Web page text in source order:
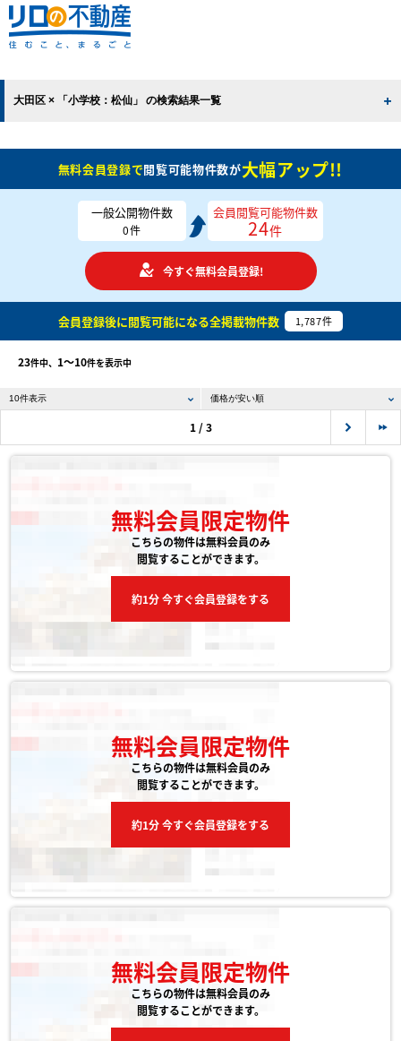
大田区 × 「小学校：松仙」 の検索結果一覧
無料会員登録で閲覧可能物件数が大幅アップ!!
一般公開物件数
0件
会員閲覧可能物件数
24件
今すぐ無料会員登録!
会員登録後に閲覧可能になる全掲載物件数 1,787件
23件中、 1〜10件を表示中
1 / 3
無料会員限定物件
こちらの物件は無料会員のみ
閲覧することができます。
約1分 今すぐ会員登録をする
無料会員限定物件
こちらの物件は無料会員のみ
閲覧することができます。
約1分 今すぐ会員登録をする
無料会員限定物件
こちらの物件は無料会員のみ
閲覧することができます。